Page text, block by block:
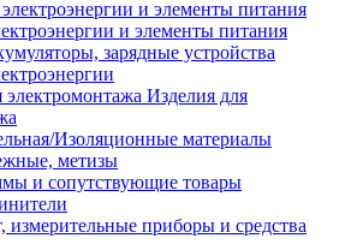
и элементы питания
зарядные устройства
Изделия для
Изоляционные материалы
метизы
и сопутствующие товары